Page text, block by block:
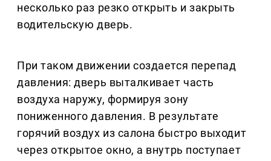
несколько раз резко открыть и закрыть
водительскую дверь.
При таком движении создается перепад
давления: дверь выталкивает часть
воздуха наружу, формируя зону
пониженного давления. В результате
горячий воздух из салона быстро выходит
через открытое окно, а внутрь поступает